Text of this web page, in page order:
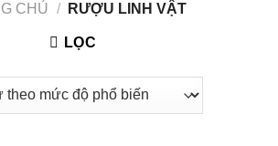
CHỦ / RƯỢU LINH VẬT
LỌC